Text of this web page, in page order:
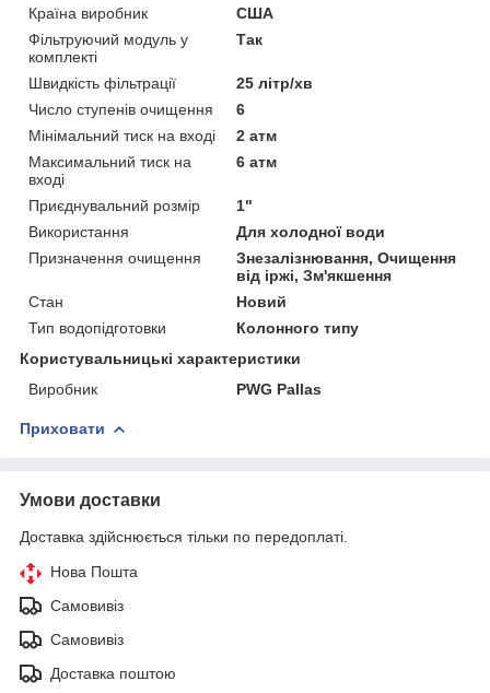
Країна виробник
США
Фільтруючий модуль у
комплекті
Так
Швидкість фільтрації
25 літр/хв
Число ступенів очищення
6
Мінімальний тиск на вході
2 атм
Максимальний тиск на
вході
6 атм
Приєднувальний розмір
1"
Використання
Для холодної води
Призначення очищення
Знезалізнювання, Очищення
від іржі, Зм'якшення
Стан
Новий
Тип водопідготовки
Колонного типу
Користувальницькі характеристики
Виробник
PWG Pallas
Приховати
Умови доставки
Доставка здійснюється тільки по передоплаті.
Нова Пошта
Самовивіз
Самовивіз
Доставка поштою